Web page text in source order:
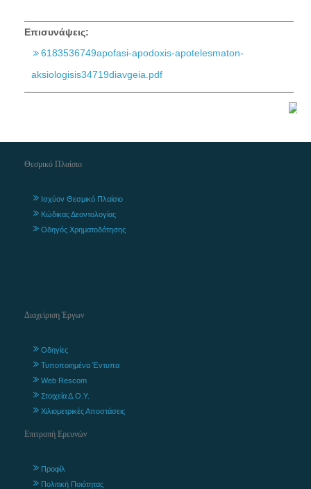
Επισυνάψεις:
6183536749apofasi-apodoxis-apotelesmaton-
aksiologisis34719diavgeia.pdf
Θεσμικό Πλαίσιο
Ισχύον Θεσμικό Πλαίσιο
Κώδικας Δεοντολογίας
Οδηγός Χρηματοδότησης
Διαχείριση Έργων
Οδηγίες
Τυποποιημένα Έντυπα
Web Rescom
Στοιχεία Δ.Ο.Υ.
Χιλιομετρικές Αποστάσεις
Επιτροπή Ερευνών
Προφίλ
Πολιτική Ποιότητας